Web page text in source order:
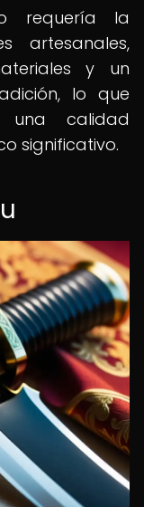
requería la
artesanales,
y un
lo que
calidad
significativo.